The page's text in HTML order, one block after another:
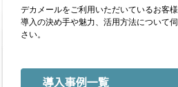
デカメールをご利用いただいているお客
導入の決め手や魅力、活用方法について
さい。